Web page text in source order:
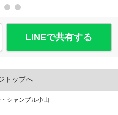
LINEで共有する
トップへ
シャンブル小山